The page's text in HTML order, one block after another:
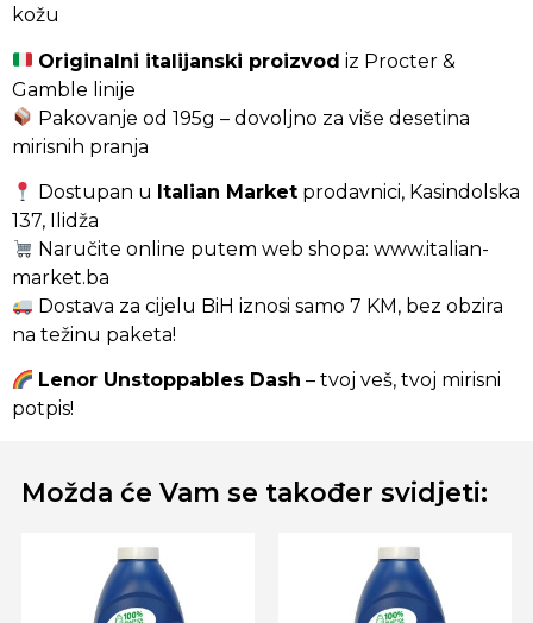
kožu
Originalni italijanski proizvod iz Procter &
Gamble linije
Pakovanje od 195g – dovoljno za više desetina
mirisnih pranja
Dostupan u Italian Market prodavnici, Kasindolska
137, Ilidža
Naručite online putem web shopa:www.italian-
market.ba
Dostava za cijelu BiH iznosi samo 7 KM, bez obzira
na težinu paketa!
Lenor Unstoppables Dash – tvoj veš, tvoj mirisni
potpis!
Možda će Vam se također svidjeti: